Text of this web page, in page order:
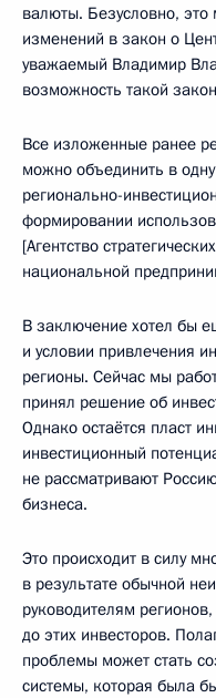
валюты. Безусловно, это
изменений в закон о
уважаемый Владимир
возможность такой
Все изложенные ранее
можно объединить в
регионально-
формировании
[Агентство
национальной
В заключение хотел бы
и условии привлечения
регионы. Сейчас мы
принял решение об
Однако остаётся пласт
инвестиционный
не рассматривают
бизнеса.
Это происходит в силу
в результате обычной
руководителям
до этих инвесторов.
проблемы может стать
системы, которая была